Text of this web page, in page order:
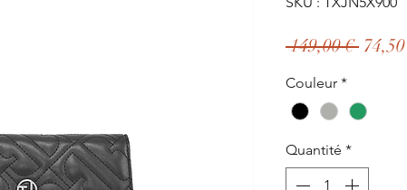
149,00 € Prix
Couleur *
Quantité *